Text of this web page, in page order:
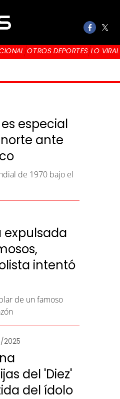
OTROS DEPORTES LO VIRAL
especial
ante
de 1970 bajo el
expulsada
intentó
de un famoso
del 'Diez'
del ídolo